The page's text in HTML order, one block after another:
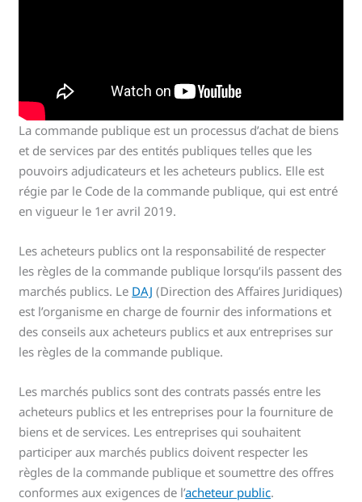
La commande publique est un processus d’achat de biens
et de services par des entités publiques telles que les
pouvoirs adjudicateurs et les acheteurs publics. Elle est
régie par le Code de la commande publique, qui est entré
en vigueur le 1er avril 2019.
Les acheteurs publics ont la responsabilité de respecter
les règles de la commande publique lorsqu’ils passent des
marchés publics. Le DAJ (Direction des Affaires Juridiques)
est l’organisme en charge de fournir des informations et
des conseils aux acheteurs publics et aux entreprises sur
les règles de la commande publique.
Les marchés publics sont des contrats passés entre les
acheteurs publics et les entreprises pour la fourniture de
biens et de services. Les entreprises qui souhaitent
participer aux marchés publics doivent respecter les
règles de la commande publique et soumettre des offres
conformes aux exigences de l’acheteur public.